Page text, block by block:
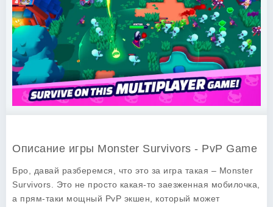
Описание игры Monster Survivors - PvP Game
Бро, давай разберемся, что это за игра такая – Monster
Survivors. Это не просто какая-то заезженная мобилочка,
а прям-таки мощный PvP экшен, который может